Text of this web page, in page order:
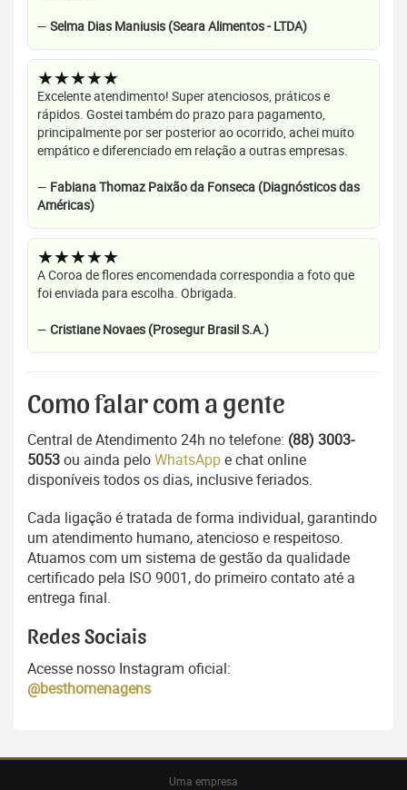
— Selma Dias Maniusis (Seara Alimentos - LTDA)
★★★★★
Excelente atendimento! Super atenciosos, práticos e
rápidos. Gostei também do prazo para pagamento,
principalmente por ser posterior ao ocorrido, achei muito
empático e diferenciado em relação a outras empresas.
— Fabiana Thomaz Paixão da Fonseca (Diagnósticos das
Américas)
★★★★★
A Coroa de flores encomendada correspondia a foto que
foi enviada para escolha. Obrigada.
— Cristiane Novaes (Prosegur Brasil S.A.)
Como falar com a gente
Central de Atendimento 24h no telefone: (88) 3003-
5053ou ainda peloWhatsAppe chat online
disponíveis todos os dias, inclusive feriados.
Cada ligação é tratada de forma individual, garantindo
um atendimento humano, atencioso e respeitoso.
Atuamos com um sistema de gestão da qualidade
certificado pela ISO 9001, do primeiro contato até a
entrega final.
Redes Sociais
Acesse nosso Instagram oficial:
@besthomenagens
Uma empresa